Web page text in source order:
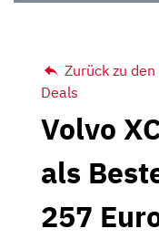
Zurück zu den
Deals
Volvo
als
257